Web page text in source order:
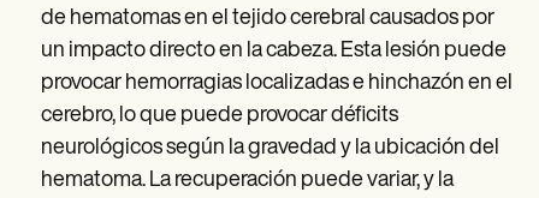
de hematomas en el tejido cerebral causados por
un impacto directo en la cabeza. Esta lesión puede
provocar hemorragias localizadas e hinchazón en el
cerebro, lo que puede provocar déficits
neurológicos según la gravedad y la ubicación del
hematoma. La recuperación puede variar, y la